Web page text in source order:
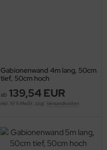
Gabionenwand 4m lang, 50cm
tief, 50cm hoch
ab 139,54 EUR
inkl. 19 % MwSt. zzgl. Versandkosten